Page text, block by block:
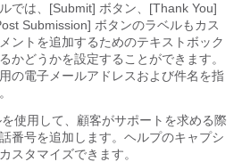
では、[Submit] ボタン、[Thank You]
Submission] ボタンのラベルもカス
ントを追加するためのテキストボック
かどうかを設定することができます。
の電子メールアドレスおよび件名を指
を使用して、顧客がサポートを求める際
番号を追加します。ヘルプのキャプシ
スタマイズできます。